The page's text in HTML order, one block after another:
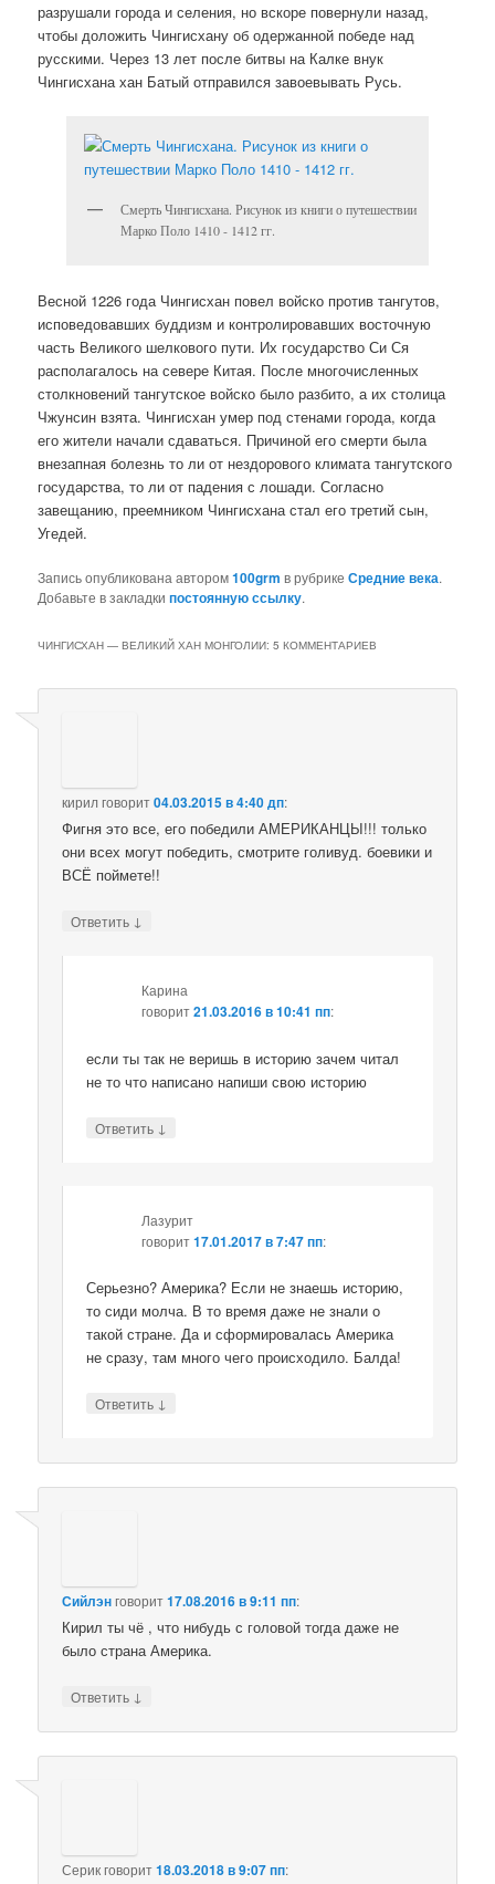
разрушали города и селения, но вскоре повернули назад,
чтобы доложить Чингисхану об одержанной победе над
русскими. Через 13 лет после битвы на Калке внук
Чингисхана хан Батый отправился завоевывать Русь.
Смерть Чингисхана. Рисунок из книги о путешествии
Марко Поло 1410 - 1412 гг.
Весной 1226 года Чингисхан повел войско против тангутов,
исповедовавших буддизм и контролировавших восточную
часть Великого шелкового пути. Их государство Си Ся
располагалось на севере Китая. После многочисленных
столкновений тангутское войско было разбито, а их столица
Чжунсин взята. Чингисхан умер под стенами города, когда
его жители начали сдаваться. Причиной его смерти была
внезапная болезнь то ли от нездорового климата тангутского
государства, то ли от падения с лошади. Согласно
завещанию, преемником Чингисхана стал его третий сын,
Угедей.
Запись опубликована автором100grm в рубрикеСредние века.
Добавьте в закладкипостоянную ссылку.
ЧИНГИСХАН — ВЕЛИКИЙ ХАН МОНГОЛИИ: 5 КОММЕНТАРИЕВ
кирилговорит04.03.2015 в 4:40 дп:
Фигня это все, его победили АМЕРИКАНЦЫ!!! только
они всех могут победить, смотрите голивуд. боевики и
ВСЁ поймете!!
Ответить ↓
Карина
говорит21.03.2016 в 10:41 пп:
если ты так не веришь в историю зачем читал
не то что написано напиши свою историю
Ответить ↓
Лазурит
говорит17.01.2017 в 7:47 пп:
Серьезно? Америка? Если не знаешь историю,
то сиди молча. В то время даже не знали о
такой стране. Да и сформировалась Америка
не сразу, там много чего происходило. Балда!
Ответить ↓
Сийлэнговорит17.08.2016 в 9:11 пп:
Кирил ты чё , что нибудь с головой тогда даже не
было страна Америка.
Ответить ↓
Серикговорит18.03.2018 в 9:07 пп: